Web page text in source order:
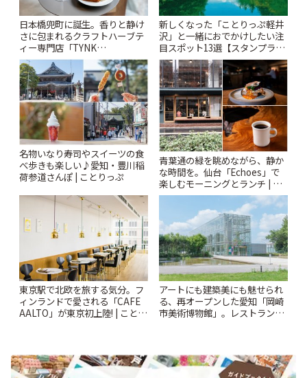
日本橋兜町に誕生。香りと静け
さに包まれるクラフトハーブテ
ィー専門店「TYNK
Kabutocho」 | ことりっぷ
新しくなった「ことりっぷ軽井
沢」と一緒におでかけしたい注
目スポット13選【スタンプラリ
ー開催中】 | ことりっぷ
名物いなり寿司やスイーツの食
べ歩きも楽しい♪愛知・豊川稲
荷参道さんぽ | ことりっぷ
青葉通の緑を眺めながら、静か
な時間を。仙台「Echoes」で
楽しむモーニングとランチ | こ
とりっぷ
東京駅で北欧を旅する気分。フ
ィンランドで愛される「CAFE
AALTO」が東京初上陸! | ことり
アートにも建築美にも魅せられ
る、再オープンした愛知「岡崎
市美術博物館」。レストランや